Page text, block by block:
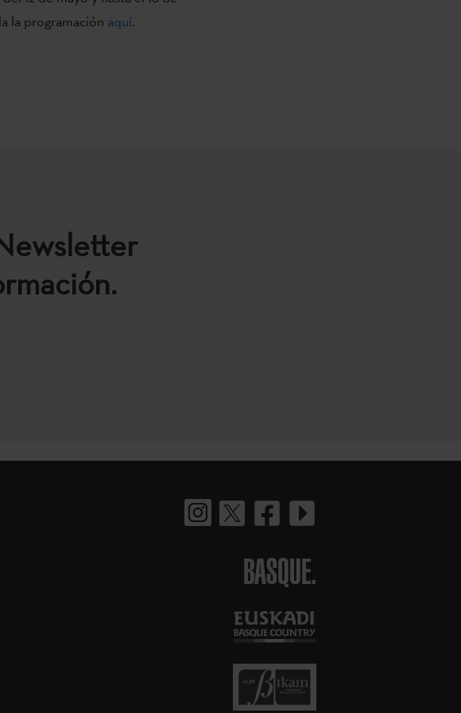
la programación aquí.
BASQUE.